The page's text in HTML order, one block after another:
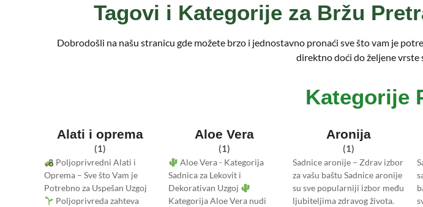
Tagovi i Kategorije za Bržu
Dobrodošli na našu stranicu gde možete brzo i jednostavno pronaći sve što vam je
direktno doći do željene vrste
Kategorije
Alati i oprema
(1)
Poljoprivredni Alati i
Oprema – Sve što Vam je
Potrebno za Uspešan Uzgoj
Poljoprivreda zahteva
Aloe Vera
(1)
Aloe Vera - Kategorija
Sadnica za Lekovit i
Dekorativan Uzgoj
Kategorija Aloe Vera nudi
Aronija
(1)
Sadnice aronije – Zdrav izbor
za vašu baštu Sadnice aronije
su sve popularniji izbor među
ljubiteljima zdravog života.